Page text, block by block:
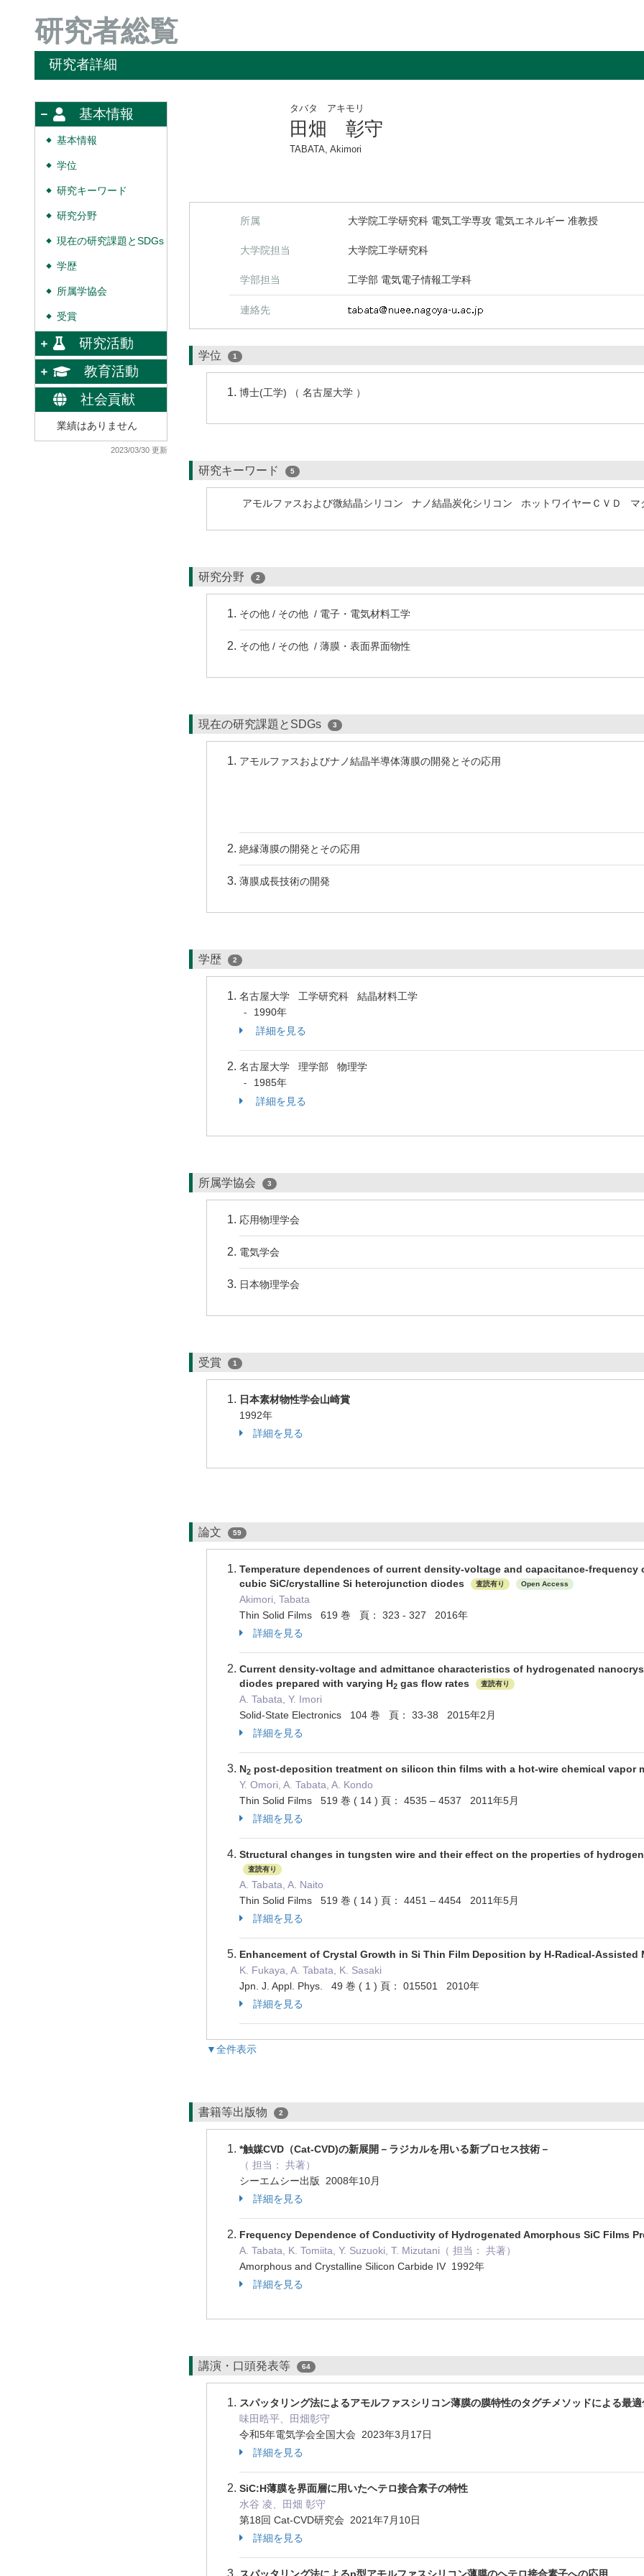
研究者総覧
研究者詳細
基本情報
◆ 基本情報
◆ 学位
◆ 研究キーワード
◆ 研究分野
◆ 現在の研究課題とSDGs
◆ 学歴
◆ 所属学協会
◆ 受賞
研究活動
教育活動
社会貢献
業績はありません
2023/03/30 更新
タバタ アキモリ
田畑 彰守
TABATA, Akimori
所属 大学院工学研究科 電気工学専攻 電気エネルギー 准教授
大学院担当 大学院工学研究科
学部担当 工学部 電気電子情報工学科
連絡先
学位 1
博士(工学) （ 名古屋大学 ）
研究キーワード 5
アモルファスおよび微結晶シリコン ナノ結晶炭化シリコン ホットワイヤーＣＶＤ マ
研究分野 2
その他 / その他 / 電子・電気材料工学
その他 / その他 / 薄膜・表面界面物性
現在の研究課題とSDGs 3
アモルファスおよびナノ結晶半導体薄膜の開発とその応用
絶縁薄膜の開発とその応用
薄膜成長技術の開発
学歴 2
名古屋大学 工学研究科 結晶材料工学
-
1990年
詳細を見る
名古屋大学 理学部 物理学
-
1985年
詳細を見る
所属学協会 3
応用物理学会
電気学会
日本物理学会
受賞 1
日本素材物性学会山崎賞
1992年
詳細を見る
論文 59
Temperature dependences of current density-voltage and capacitance-
cubic SiC/crystalline Si heterojunction diodes
査読有り Open Access
Akimori, Tabata
Thin Solid Films 619 巻 頁： 323 - 327 2016年
詳細を見る
Current density-voltage and admittance characteristics of hydrogenated
diodes prepared with varying H2 gas flow rates 査読有り
A. Tabata, Y. Imori
Solid-State Electronics 104 巻 頁： 33-38 2015年2月
詳細を見る
N2 post-deposition treatment on silicon thin films with a hot-wire chemical vapor
Y. Omori, A. Tabata, A. Kondo
Thin Solid Films 519 巻 ( 14 ) 頁： 4535 – 4537 2011年5月
詳細を見る
Structural changes in tungsten wire and their effect on the properties of
査読有り
A. Tabata, A. Naito
Thin Solid Films 519 巻 ( 14 ) 頁： 4451 – 4454 2011年5月
詳細を見る
Enhancement of Crystal Growth in Si Thin Film Deposition by H-Radical-Assisted
K. Fukaya, A. Tabata, K. Sasaki
Jpn. J. Appl. Phys. 49 巻 ( 1 ) 頁： 015501 2010年
詳細を見る
▼全件表示
書籍等出版物 2
*触媒CVD（Cat-CVD)の新展開－ラジカルを用いる新プロセス技術－
（ 担当： 共著）
シーエムシー出版 2008年10月
詳細を見る
Frequency Dependence of Conductivity of Hydrogenated Amorphous SiC Films
A. Tabata, K. Tomiita, Y. Suzuoki, T. Mizutani（ 担当： 共著）
Amorphous and Crystalline Silicon Carbide IV 1992年
詳細を見る
講演・口頭発表等 64
スパッタリング法によるアモルファスシリコン薄膜の膜特性のタグチメソッドによる最
味田晧平、田畑彰守
令和5年電気学会全国大会 2023年3月17日
詳細を見る
SiC:H薄膜を界面層に用いたヘテロ接合素子の特性
水谷 凌、田畑 彰守
第18回 Cat-CVD研究会 2021年7月10日
詳細を見る